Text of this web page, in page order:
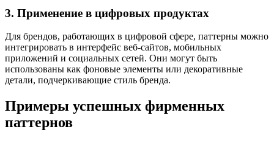
3. Применение в цифровых продуктах
Для брендов, работающих в цифровой сфере, паттерны можно
интегрировать в интерфейс веб-сайтов, мобильных
приложений и социальных сетей. Они могут быть
использованы как фоновые элементы или декоративные
детали, подчеркивающие стиль бренда.
Примеры успешных фирменных
паттернов